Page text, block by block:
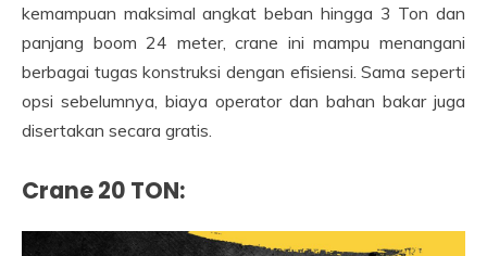
kemampuan maksimal angkat beban hingga 3 Ton dan
panjang boom 24 meter, crane ini mampu menangani
berbagai tugas konstruksi dengan efisiensi. Sama seperti
opsi sebelumnya, biaya operator dan bahan bakar juga
disertakan secara gratis.
Crane 20 TON: